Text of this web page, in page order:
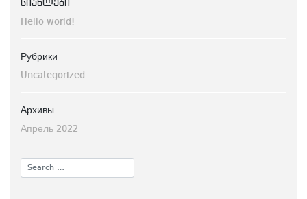
სიახლები
Hello world!
Рубрики
Uncategorized
Архивы
Апрель 2022